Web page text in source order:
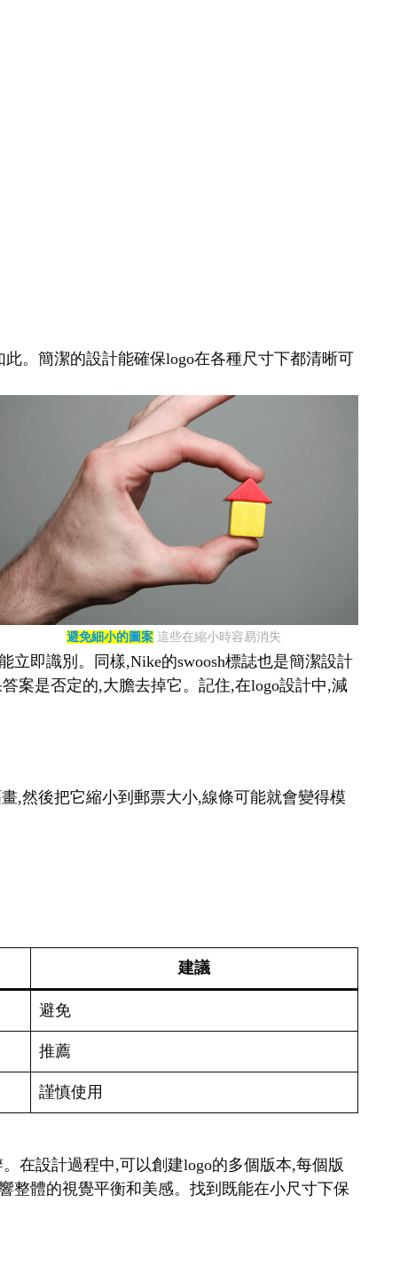
。簡潔的設計能確保logo在各種尺寸下都清晰可
避免細小的圖案這些在縮小時容易消失
即識別。同樣,Nike的swoosh標誌也是簡潔設計
案是否定的,大膽去掉它。記住,在logo設計中,減
,然後把它縮小到郵票大小,線條可能就會變得模
建議
避免
推薦
謹慎使用
在設計過程中,可以創建logo的多個版本,每個版
整體的視覺平衡和美感。找到既能在小尺寸下保